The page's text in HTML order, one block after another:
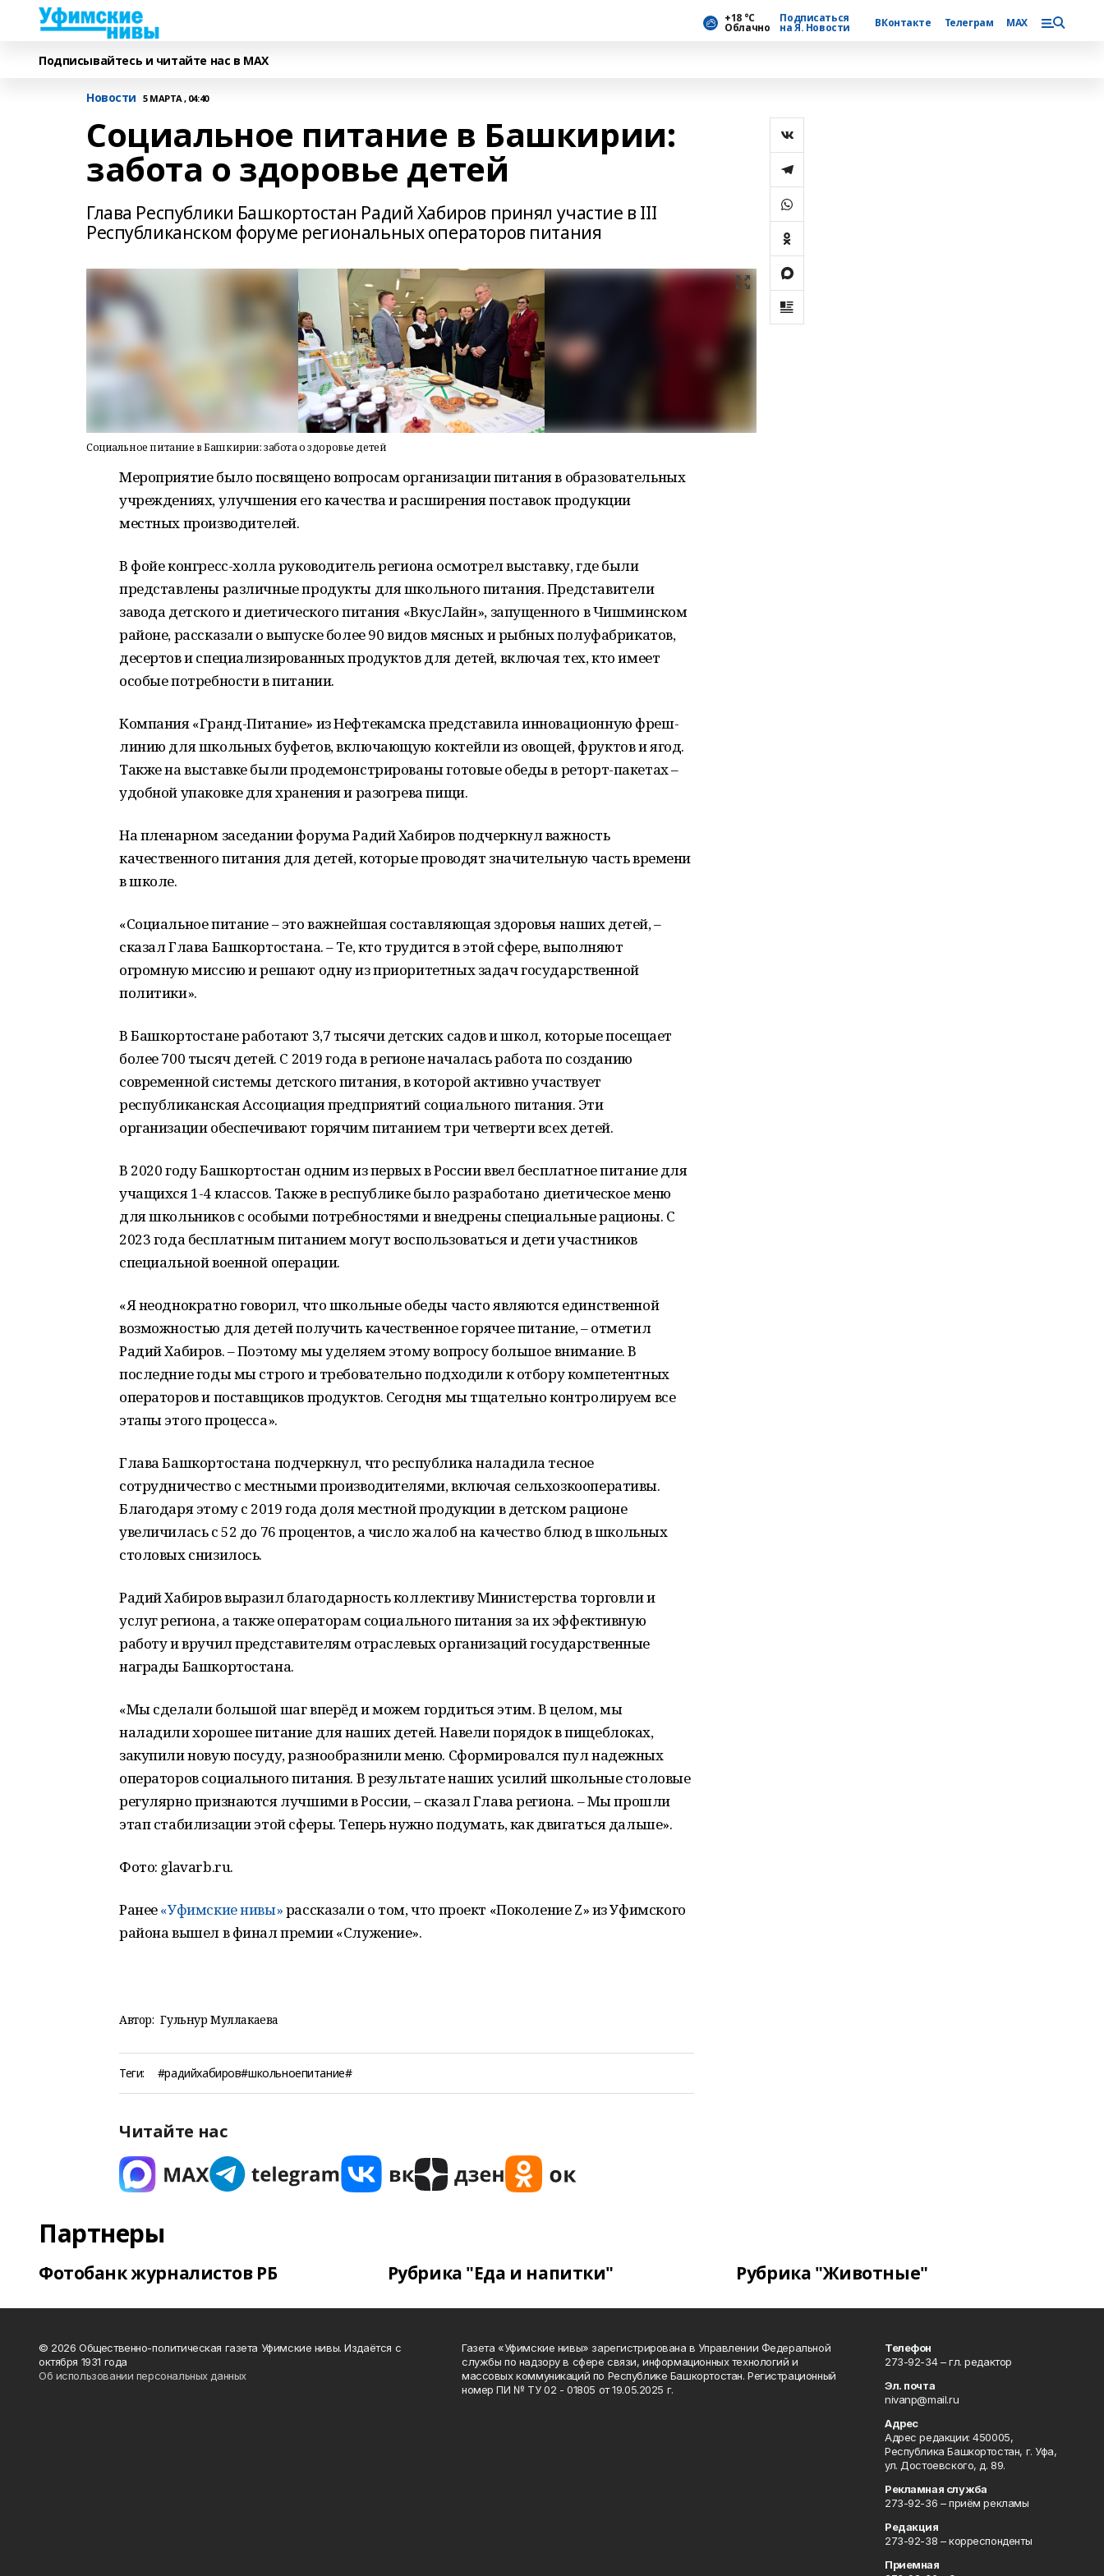
+18 °С
Облачно
Подписаться
на Я. Новости ВКонтакте Телеграм MAX
Подписывайтесь и читайте нас в MAX
Новости 5 МАРТА , 04:40
Социальное питание в Башкирии:
забота о здоровье детей
Глава Республики Башкортостан Радий Хабиров принял участие в III
Республиканском форуме региональных операторов питания
Социальное питание в Башкирии: забота о здоровье детей
Мероприятие было посвящено вопросам организации питания в образовательных
учреждениях, улучшения его качества и расширения поставок продукции
местных производителей.
В фойе конгресс-холла руководитель региона осмотрел выставку, где были
представлены различные продукты для школьного питания. Представители
завода детского и диетического питания «ВкусЛайн», запущенного в Чишминском
районе, рассказали о выпуске более 90 видов мясных и рыбных полуфабрикатов,
десертов и специализированных продуктов для детей, включая тех, кто имеет
особые потребности в питании.
Компания «Гранд-Питание» из Нефтекамска представила инновационную фреш-
линию для школьных буфетов, включающую коктейли из овощей, фруктов и ягод.
Также на выставке были продемонстрированы готовые обеды в реторт-пакетах –
удобной упаковке для хранения и разогрева пищи.
На пленарном заседании форума Радий Хабиров подчеркнул важность
качественного питания для детей, которые проводят значительную часть времени
в школе.
«Социальное питание – это важнейшая составляющая здоровья наших детей, –
сказал Глава Башкортостана. – Те, кто трудится в этой сфере, выполняют
огромную миссию и решают одну из приоритетных задач государственной
политики».
В Башкортостане работают 3,7 тысячи детских садов и школ, которые посещает
более 700 тысяч детей. С 2019 года в регионе началась работа по созданию
современной системы детского питания, в которой активно участвует
республиканская Ассоциация предприятий социального питания. Эти
организации обеспечивают горячим питанием три четверти всех детей.
В 2020 году Башкортостан одним из первых в России ввел бесплатное питание для
учащихся 1-4 классов. Также в республике было разработано диетическое меню
для школьников с особыми потребностями и внедрены специальные рационы. С
2023 года бесплатным питанием могут воспользоваться и дети участников
специальной военной операции.
«Я неоднократно говорил, что школьные обеды часто являются единственной
возможностью для детей получить качественное горячее питание, – отметил
Радий Хабиров. – Поэтому мы уделяем этому вопросу большое внимание. В
последние годы мы строго и требовательно подходили к отбору компетентных
операторов и поставщиков продуктов. Сегодня мы тщательно контролируем все
этапы этого процесса».
Глава Башкортостана подчеркнул, что республика наладила тесное
сотрудничество с местными производителями, включая сельхозкооперативы.
Благодаря этому с 2019 года доля местной продукции в детском рационе
увеличилась с 52 до 76 процентов, а число жалоб на качество блюд в школьных
столовых снизилось.
Радий Хабиров выразил благодарность коллективу Министерства торговли и
услуг региона, а также операторам социального питания за их эффективную
работу и вручил представителям отраслевых организаций государственные
награды Башкортостана.
«Мы сделали большой шаг вперёд и можем гордиться этим. В целом, мы
наладили хорошее питание для наших детей. Навели порядок в пищеблоках,
закупили новую посуду, разнообразнили меню. Сформировался пул надежных
операторов социального питания. В результате наших усилий школьные столовые
регулярно признаются лучшими в России, – сказал Глава региона. – Мы прошли
этап стабилизации этой сферы. Теперь нужно подумать, как двигаться дальше».
Фото: glavarb.ru.
Ранее«Уфимские нивы»рассказали о том, что проект «Поколение Z» из Уфимского
района вышел в финал премии «Служение».
Автор: Гульнур Муллакаева
Теги: #радийхабиров#школьноепитание#
Читайте нас
Партнеры
Фотобанк журналистов РБ Рубрика "Еда и напитки" Рубрика "Животные"
© 2026 Общественно-политическая газета Уфимские нивы. Издаётся с
октября 1931 года
Об использовании персональных данных
Газета «Уфимские нивы» зарегистрирована в Управлении Федеральной
службы по надзору в сфере связи, информационных технологий и
массовых коммуникаций по Республике Башкортостан. Регистрационный
номер ПИ № ТУ 02 - 01805 от 19.05.2025 г.
Телефон
273-92-34 – гл. редактор
Эл. почта
nivanp@mail.ru
Адрес
Адрес редакции: 450005,
Республика Башкортостан, г. Уфа,
ул. Достоевского, д. 89.
Рекламная служба
273-92-36 – приём рекламы
Редакция
273-92-38 – корреспонденты
Приемная